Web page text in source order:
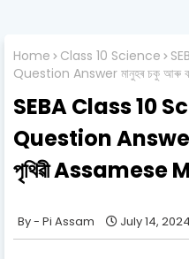
Home Class 10 Science
Question Answer মানুহৰ চকু আৰু
SEBA Class 10
Question Answer
পৃথিৱী Assamese
Pi Assam July 14, 2024